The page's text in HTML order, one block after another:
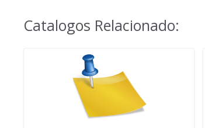
Catalogos Relacionado: